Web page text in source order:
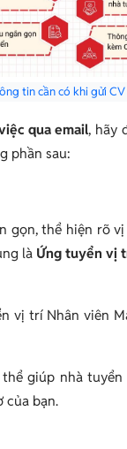
tin cần có khi gửi
qua email, hãy
phần sau:
gọn, thể hiện rõ
là Ứng tuyển vị
vị trí Nhân viên
giúp nhà
của bạn.